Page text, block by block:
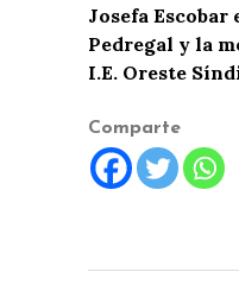
Josefa Escobar
Pedregal y la
I.E. Oreste
Comparte